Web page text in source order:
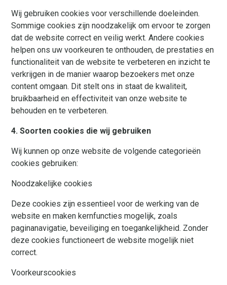
Wij gebruiken cookies voor verschillende doeleinden.
Sommige cookies zijn noodzakelijk om ervoor te zorgen
dat de website correct en veilig werkt. Andere cookies
helpen ons uw voorkeuren te onthouden, de prestaties en
functionaliteit van de website te verbeteren en inzicht te
verkrijgen in de manier waarop bezoekers met onze
content omgaan. Dit stelt ons in staat de kwaliteit,
bruikbaarheid en effectiviteit van onze website te
behouden en te verbeteren.
4. Soorten cookies die wij gebruiken
Wij kunnen op onze website de volgende categorieën
cookies gebruiken:
Noodzakelijke cookies
Deze cookies zijn essentieel voor de werking van de
website en maken kernfuncties mogelijk, zoals
paginanavigatie, beveiliging en toegankelijkheid. Zonder
deze cookies functioneert de website mogelijk niet
correct.
Voorkeurscookies